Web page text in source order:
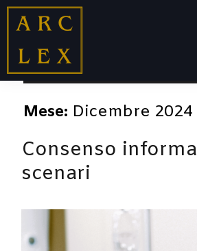
ARCLEX
Mese: Dicembre 2024
Consenso
scenari